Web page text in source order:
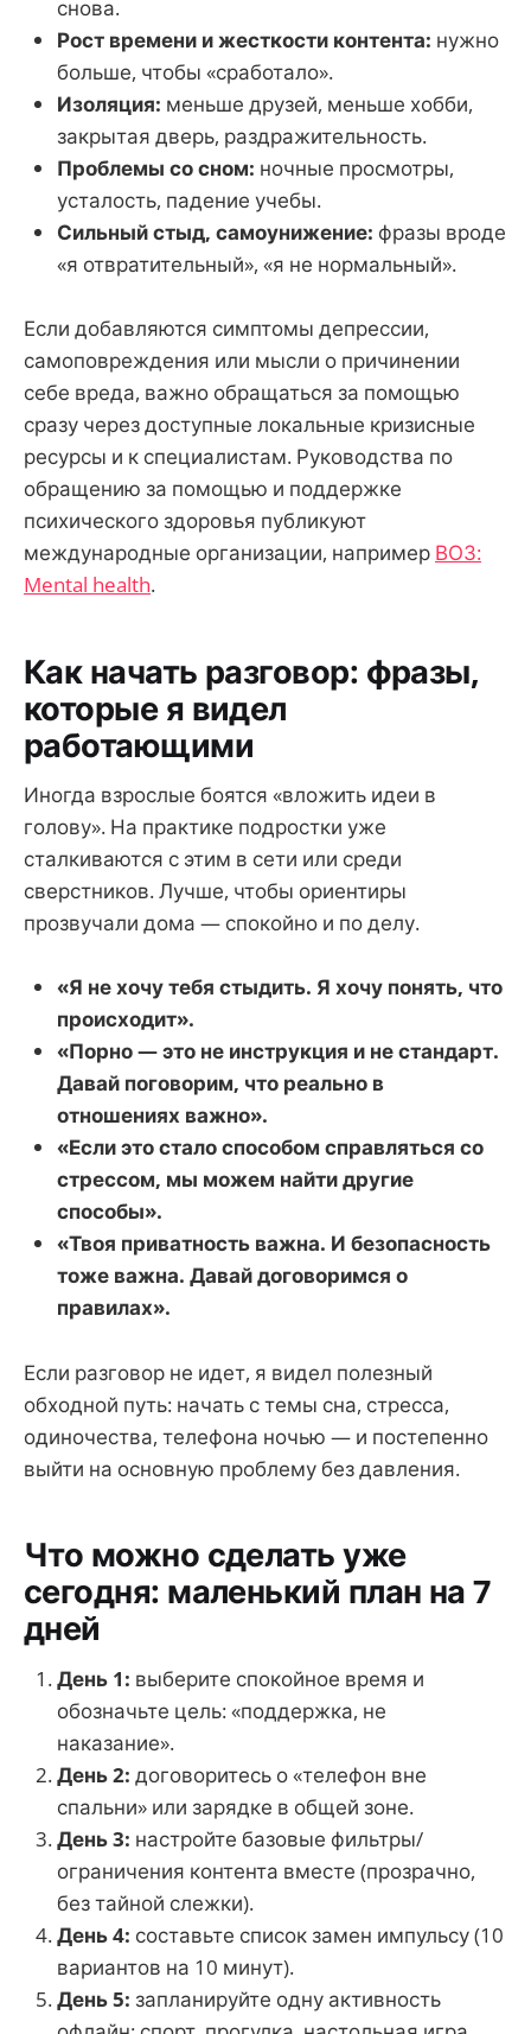
снова.
Рост времени и жесткости контента: нужно
больше, чтобы «сработало».
Изоляция: меньше друзей, меньше хобби,
закрытая дверь, раздражительность.
Проблемы со сном: ночные просмотры,
усталость, падение учебы.
Сильный стыд, самоунижение: фразы вроде
«я отвратительный», «я не нормальный».
Если добавляются симптомы депрессии,
самоповреждения или мысли о причинении
себе вреда, важно обращаться за помощью
сразу через доступные локальные кризисные
ресурсы и к специалистам. Руководства по
обращению за помощью и поддержке
психического здоровья публикуют
международные организации, например ВОЗ:
Mental health.
Как начать разговор: фразы,
которые я видел
работающими
Иногда взрослые боятся «вложить идеи в
голову». На практике подростки уже
сталкиваются с этим в сети или среди
сверстников. Лучше, чтобы ориентиры
прозвучали дома — спокойно и по делу.
«Я не хочу тебя стыдить. Я хочу понять, что
происходит».
«Порно — это не инструкция и не стандарт.
Давай поговорим, что реально в
отношениях важно».
«Если это стало способом справляться со
стрессом, мы можем найти другие
способы».
«Твоя приватность важна. И безопасность
тоже важна. Давай договоримся о
правилах».
Если разговор не идет, я видел полезный
обходной путь: начать с темы сна, стресса,
одиночества, телефона ночью — и постепенно
выйти на основную проблему без давления.
Что можно сделать уже
сегодня: маленький план на 7
дней
День 1: выберите спокойное время и
обозначьте цель: «поддержка, не
наказание».
День 2: договоритесь о «телефон вне
спальни» или зарядке в общей зоне.
День 3: настройте базовые фильтры/
ограничения контента вместе (прозрачно,
без тайной слежки).
День 4: составьте список замен импульсу (10
вариантов на 10 минут).
День 5: запланируйте одну активность